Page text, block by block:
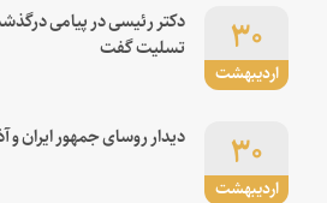
اردیبهشت
۳۰
دکتر رئیسی در پیامی
تسلیت گفت
اردیبهشت
۳۰ دیدار روسای جمهور ایران و